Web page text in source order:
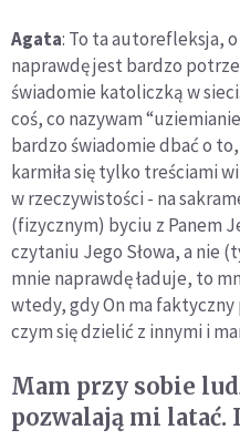
Agata: To ta autorefleksja,
naprawdę jest bardzo
świadomie katoliczką w
coś, co nazywam
bardzo świadomie dbać o
karmiła się tylko treściami
w rzeczywistości - na
(fizycznym) byciu z Panem
czytaniu Jego Słowa, a nie
mnie naprawdę ładuje, to
wtedy, gdy On ma
czym się dzielić z innymi i
Mam przy sobie
pozwalają mi latać.